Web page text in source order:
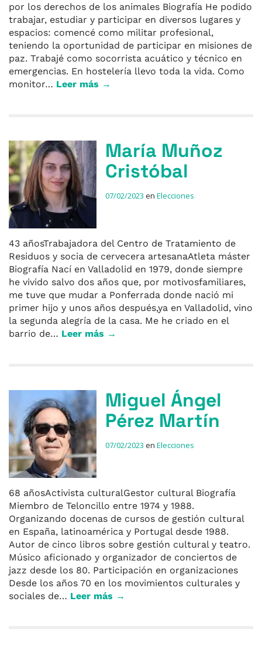
por los derechos de los animales Biografía He podido
trabajar, estudiar y participar en diversos lugares y
espacios: comencé como militar profesional,
teniendo la oportunidad de participar en misiones de
paz. Trabajé como socorrista acuático y técnico en
emergencias. En hostelería llevo toda la vida. Como
monitor… Leer más →
María Muñoz
Cristóbal
07/02/2023 en Elecciones
43 añosTrabajadora del Centro de Tratamiento de
Residuos y socia de cervecera artesanaAtleta máster
Biografía Nací en Valladolid en 1979, donde siempre
he vivido salvo dos años que, por motivosfamiliares,
me tuve que mudar a Ponferrada donde nació mi
primer hijo y unos años después,ya en Valladolid, vino
la segunda alegría de la casa. Me he criado en el
barrio de… Leer más →
Miguel Ángel
Pérez Martín
07/02/2023 en Elecciones
68 añosActivista culturalGestor cultural Biografía
Miembro de Teloncillo entre 1974 y 1988.
Organizando docenas de cursos de gestión cultural
en España, latinoamérica y Portugal desde 1988.
Autor de cinco libros sobre gestión cultural y teatro.
Músico aficionado y organizador de conciertos de
jazz desde los 80. Participación en organizaciones
Desde los años 70 en los movimientos culturales y
sociales de… Leer más →